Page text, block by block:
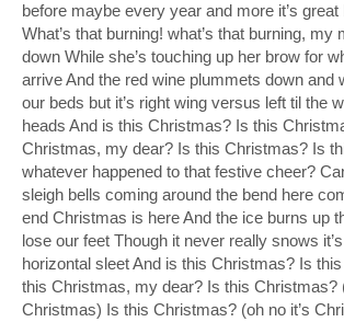
before maybe every year and more it’s great
What’s that burning! what’s that burning, my
down While she’s touching up her brow for
arrive And the red wine plummets down and
our beds but it’s right wing versus left til the
heads And is this Christmas? Is this
Christmas, my dear? Is this Christmas? Is
whatever happened to that festive cheer?
sleigh bells coming around the bend here
end Christmas is here And the ice burns up
lose our feet Though it never really snows
horizontal sleet And is this Christmas? Is
this Christmas, my dear? Is this Christmas?
Christmas) Is this Christmas? (oh no it’s